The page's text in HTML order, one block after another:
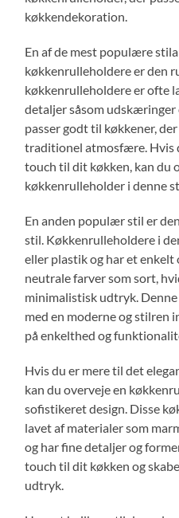
køkkendekoration.
En af de mest populære
køkkenrulleholdere er den
køkkenrulleholdere er ofte
detaljer såsom udskæringer
passer godt til køkkener,
traditionel atmosfære. Hvis
touch til dit køkken, kan du
køkkenrulleholder i denne
En anden populær stil er
stil. Køkkenrulleholdere i
eller plastik og har et enkelt
neutrale farver som sort,
minimalistisk udtryk.
med en moderne og stilren
på enkelthed og
Hvis du er mere til det
kan du overveje en
sofistikeret design. Disse
lavet af materialer som
og har fine detaljer og
touch til dit køkken og
udtryk.